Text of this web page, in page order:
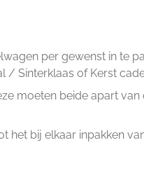
per gewenst in te
/ Sinterklaas of Kerst
moeten beide apart
het bij elkaar inpakken